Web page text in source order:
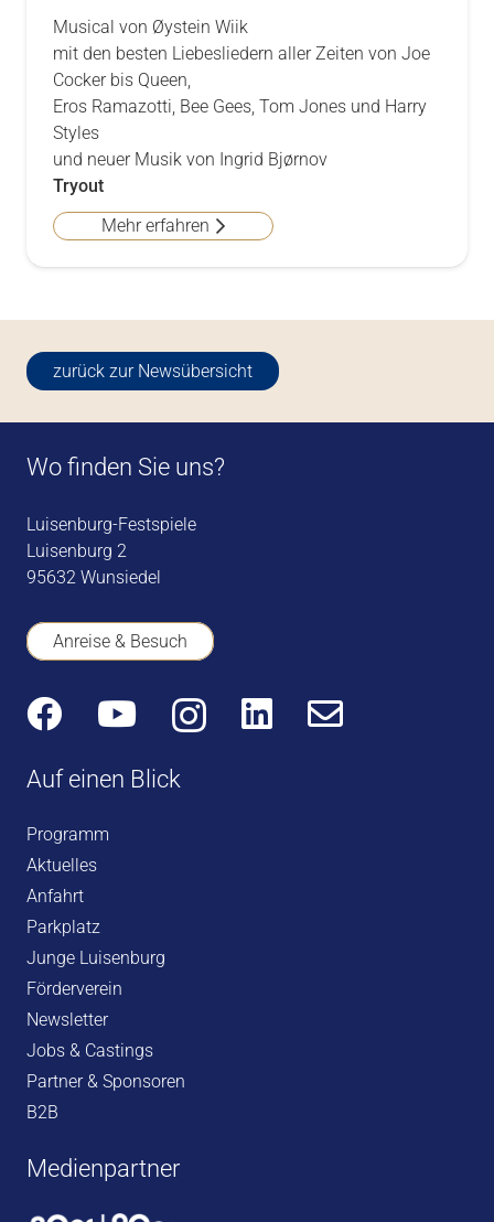
Musical von Øystein Wiik
mit den besten Liebesliedern aller Zeiten von Joe
Cocker bis Queen,
Eros Ramazotti, Bee Gees, Tom Jones und Harry
Styles
und neuer Musik von Ingrid Bjørnov
Tryout
Mehr erfahren
zurück zur Newsübersicht
Wo finden Sie uns?
Luisenburg-Festspiele
Luisenburg 2
95632 Wunsiedel
Anreise & Besuch
Auf einen Blick
Programm
Aktuelles
Anfahrt
Parkplatz
Junge Luisenburg
Förderverein
Newsletter
Jobs & Castings
Partner & Sponsoren
B2B
Medienpartner